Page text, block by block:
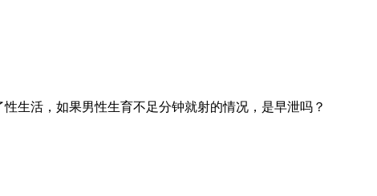
生活，如果男性生育不足分钟就射的情况，是早泄吗？